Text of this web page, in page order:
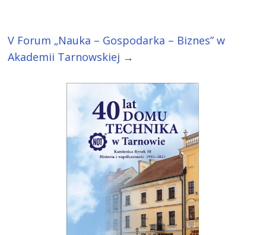
V Forum „Nauka – Gospodarka – Biznes” w
Akademii Tarnowskiej →